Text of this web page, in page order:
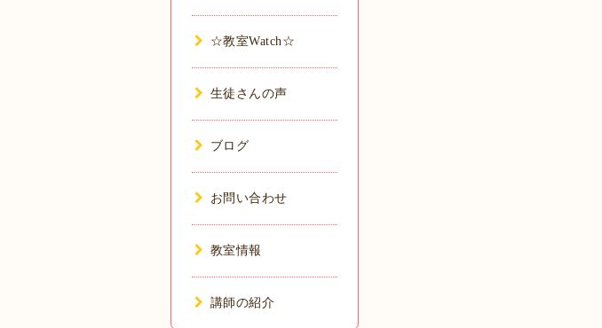
☆教室Watch☆
生徒さんの声
ブログ
お問い合わせ
教室情報
講師の紹介